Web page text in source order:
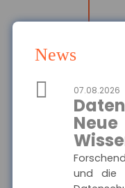
News
07.08.2026
und die
Ausgewählte Produkte